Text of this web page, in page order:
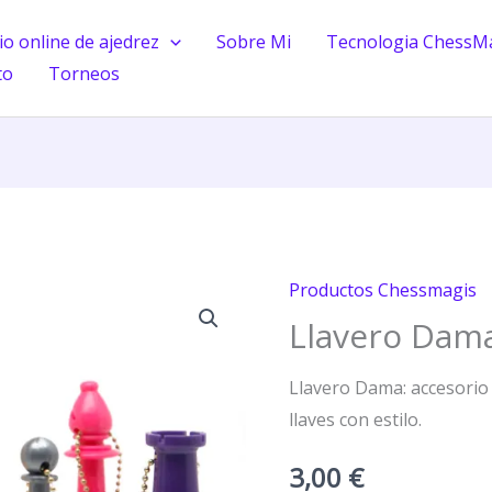
online de ajedrez Sobre Mi
Tecnologia
Torneos
Productos Chessmagis
Llavero
Llavero Dama:
llaves con estilo.
3,00 €
Llavero
Dama